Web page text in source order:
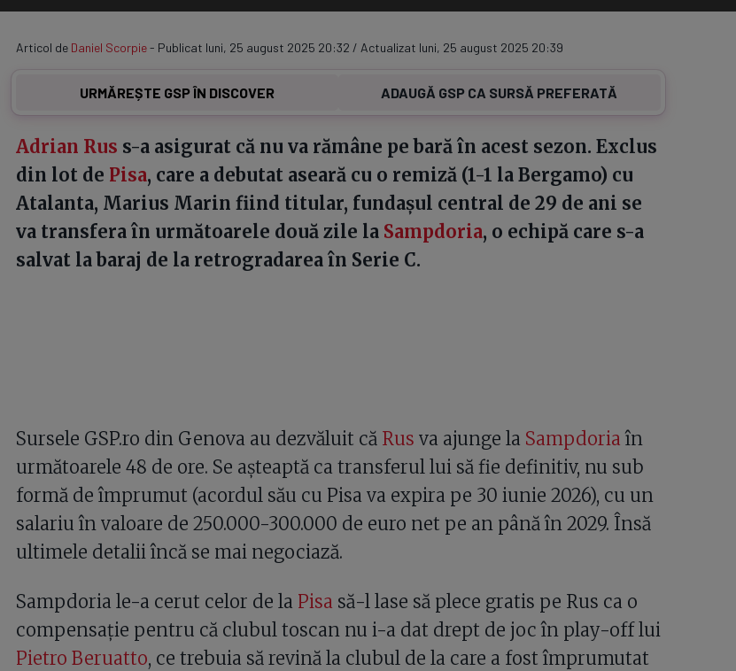
Articol de Daniel Scorpie- Publicat luni, 25 august 2025 20:32 / Actualizat luni, 25 august 2025 20:39
URMĂREȘTE GSP ÎN DISCOVER ADAUGĂ GSP CA SURSĂ PREFERATĂ
Adrian Rus s-a asigurat că nu va rămâne pe bară în acest sezon. Exclus
din lot de Pisa, care a debutat aseară cu o remiză (1-1 la Bergamo) cu
Atalanta, Marius Marin fiind titular, fundașul central de 29 de ani se
va transfera în următoarele două zile la Sampdoria, o echipă care s-a
salvat la baraj de la retrogradarea în Serie C.
Sursele GSP.ro din Genova au dezvăluit că Rus va ajunge la Sampdoria în
următoarele 48 de ore. Se așteaptă ca transferul lui să fie definitiv, nu sub
formă de împrumut (acordul său cu Pisa va expira pe 30 iunie 2026), cu un
salariu în valoare de 250.000-300.000 de euro net pe an până în 2029. Însă
ultimele detalii încă se mai negociază.
Sampdoria le-a cerut celor de la Pisa să-l lase să plece gratis pe Rus ca o
compensație pentru că clubul toscan nu i-a dat drept de joc în play-off lui
Pietro Beruatto, ce trebuia să revină la clubul de la care a fost împrumutat